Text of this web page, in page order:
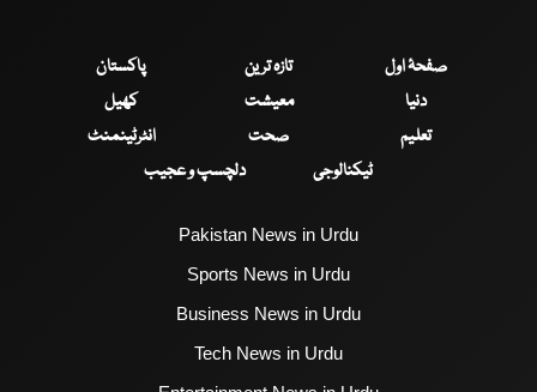
صفحۂ اول تازہ ترین
پاکستان
دنیا
معیشت
کھیل
تعلیم
صحت
انٹرٹینمنٹ
ٹیکنالوجی
دلچسپ و عجیب
Pakistan News in Urdu
Sports News in Urdu
Business News in Urdu
Tech News in Urdu